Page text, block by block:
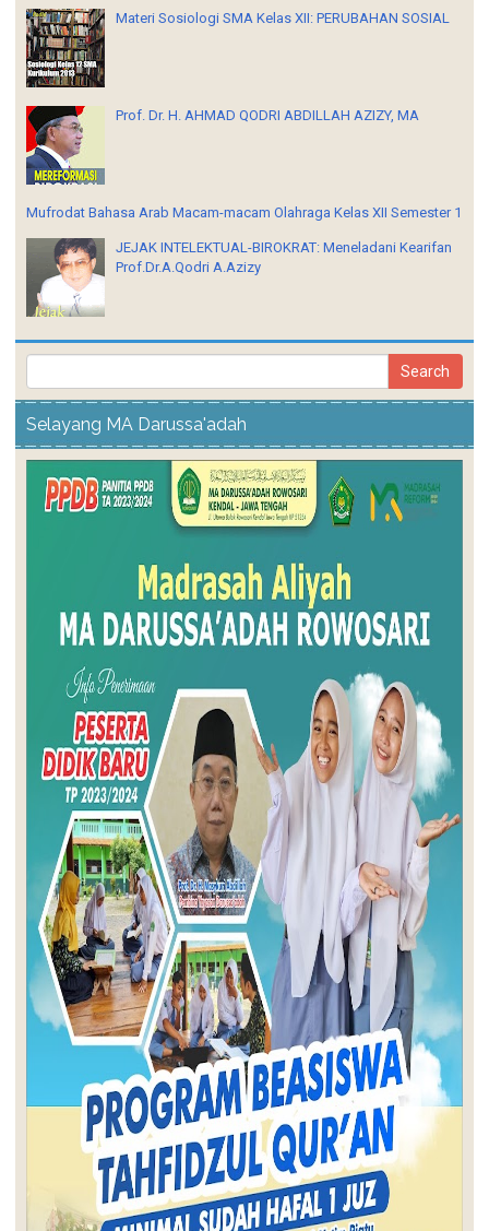
Materi Sosiologi SMA Kelas XII: PERUBAHAN SOSIAL
Prof. Dr. H. AHMAD QODRI ABDILLAH AZIZY, MA
Mufrodat Bahasa Arab Macam-macam Olahraga Kelas XII Semester 1
JEJAK INTELEKTUAL-BIROKRAT: Meneladani Kearifan
Prof.Dr.A.Qodri A.Azizy
Selayang MA Darussa'adah